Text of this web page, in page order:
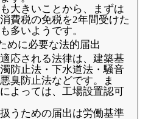
大きいことから、まずは
費税の免税を2年間受けた
多いようです。
めに必要な法的届出
応される法律は、建築基
防止法・下水道法・騒音
臭防止法などです。ま
よっては、工場設置認可
うための届出は労働基準